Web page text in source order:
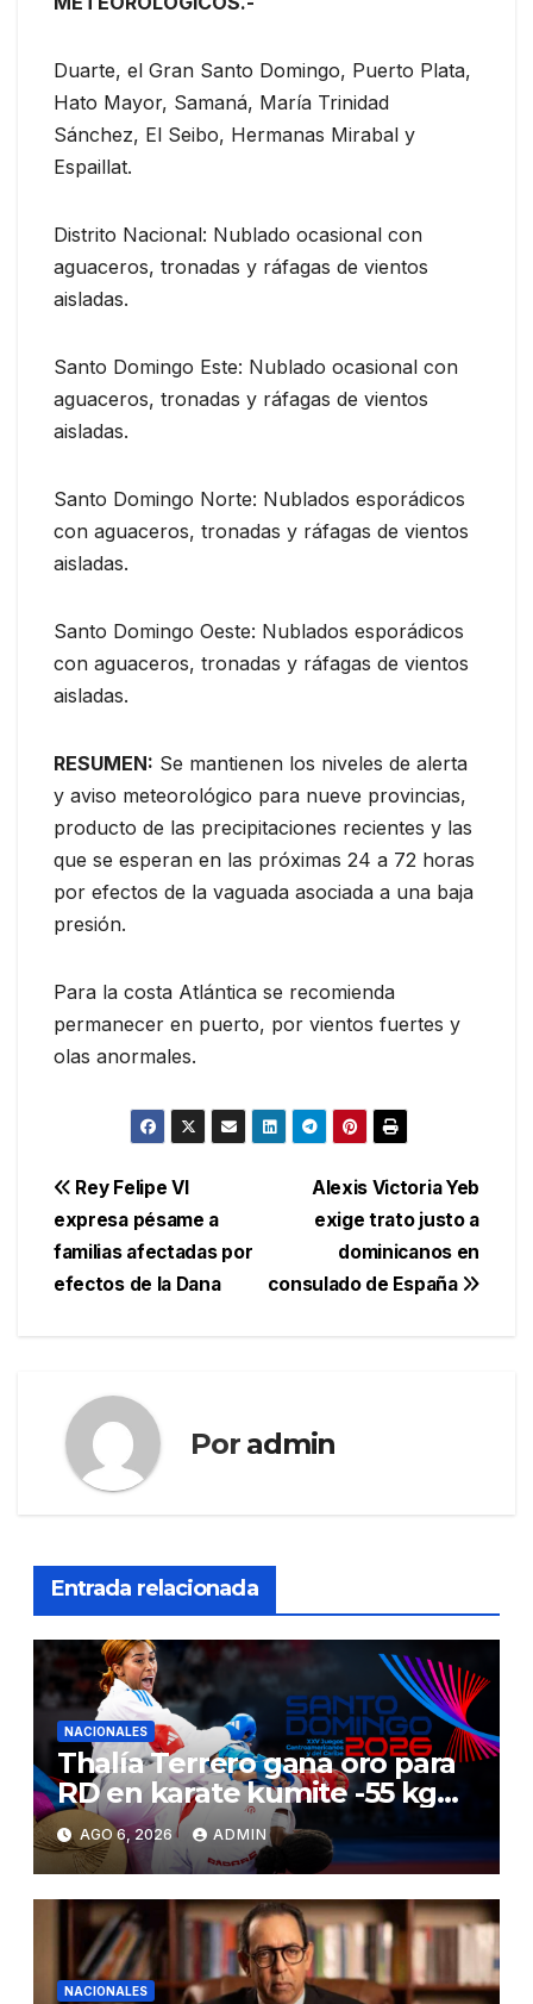
Duarte, el Gran Santo Domingo, Puerto Plata,
Hato Mayor, Samaná, María Trinidad
Sánchez, El Seibo, Hermanas Mirabal y
Espaillat.
Distrito Nacional: Nublado ocasional con
aguaceros, tronadas y ráfagas de vientos
aisladas.
Santo Domingo Este: Nublado ocasional con
aguaceros, tronadas y ráfagas de vientos
aisladas.
Santo Domingo Norte: Nublados esporádicos
con aguaceros, tronadas y ráfagas de vientos
aisladas.
Santo Domingo Oeste: Nublados esporádicos
con aguaceros, tronadas y ráfagas de vientos
aisladas.
RESUMEN: Se mantienen los niveles de alerta
y aviso meteorológico para nueve provincias,
producto de las precipitaciones recientes y las
que se esperan en las próximas 24 a 72 horas
por efectos de la vaguada asociada a una baja
presión.
Para la costa Atlántica se recomienda
permanecer en puerto, por vientos fuertes y
olas anormales.
Navegación
de
entradas
Alexis Victoria Yeb
exige trato justo a
dominicanos en
consulado de España
Rey Felipe VI
expresa pésame a
familias afectadas por
efectos de la Dana
Por admin
Entrada relacionada
NACIONALES
Thalía Terrero gana oro para
RD en karate kumite -55 kg
en Santo Domingo 2026
AGO 6, 2026 ADMIN
NACIONALES